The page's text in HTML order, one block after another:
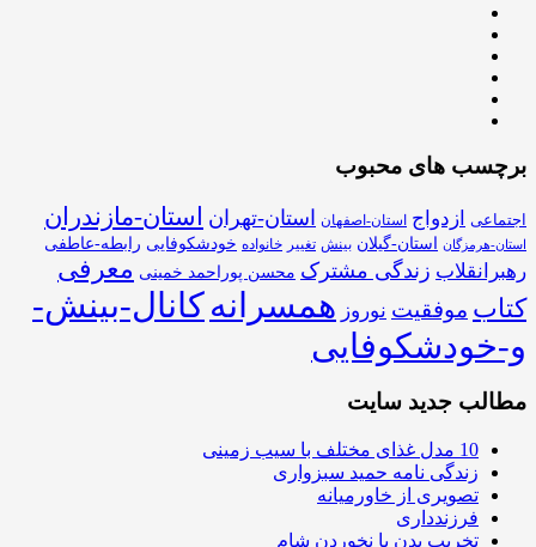
برچسب های محبوب
اجتماعی ازدواج استان-اصفهان استان-تهران استان-مازندران
استان-هرمزگان استان-گیلان بینش تغییر خانواده خودشکوفایی رابطه-عاطفی
رهبرانقلاب زندگی مشترک محسن پوراحمد خمینی معرفی
کتاب موفقیت نوروز همسرانهکانال-بینش-
و-خودشکوفایی
مطالب جدید سایت
10 مدل غذای مختلف با سیب زمینی
زندگی نامه حمید سبزواری
تصویری از خاورمیانه
فرزندداری
تخریب بدن با نخوردن شام